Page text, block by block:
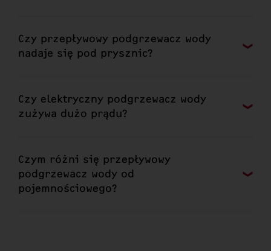
Czy przepływowy podgrzewacz wody
nadaje się pod prysznic?
Czy elektryczny podgrzewacz wody
zużywa dużo prądu?
Czym różni się przepływowy
podgrzewacz wody od
pojemnościowego?